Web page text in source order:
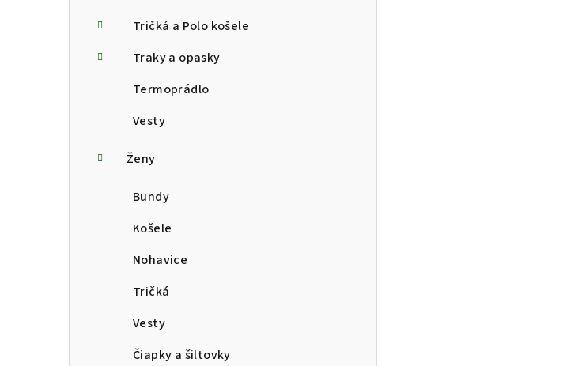
Tričká a Polo košele
Traky a opasky
Termoprádlo
Vesty
Ženy
Bundy
Košele
Nohavice
Tričká
Vesty
Čiapky a šiltovky